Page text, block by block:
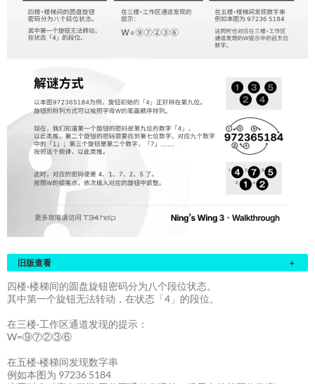
旧版查看 +
四楼·楼梯间的圆盘旋钮密码分为八个段位状态。
其中第一个旋钮无法转动，在状态「4」的段位。
在三楼·工作区通道发现的提示：
W=⑨⑦②③⑥
在五楼·楼梯间发现数字串
例如本图为 97236 5184